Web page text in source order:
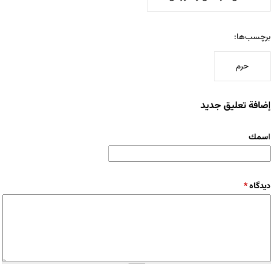
برچسب‌ها:
حرم
إضافة تعليق جديد
‏اسمك ‏
‏دیدگاه ‏*